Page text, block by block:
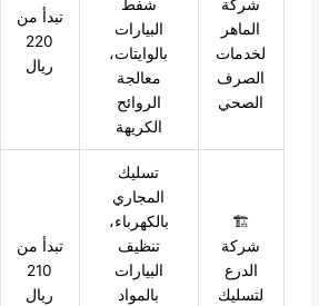
شركة
الماهر
لخدمات
الصرف
الصحي
شفط
البيارات
بالوايتات،
معالجة
الروائح
الكريهة
تبدأ من
220
ريال
🏗️
شركة
الدرع
لتسليك
تسليك
المجاري
بالكهرباء،
تنظيف
البيارات
بالمواد
تبدأ من
210
ريال